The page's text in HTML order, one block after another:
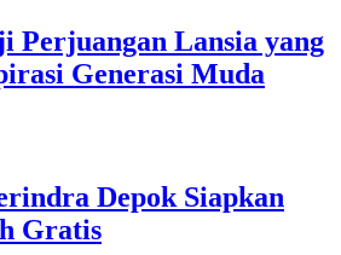
Perjuangan Lansia yang
Generasi Muda
Depok Siapkan
Gratis